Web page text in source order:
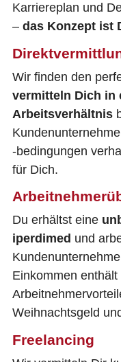
Karriereplan und
– das Konzept ist
Wir finden den
vermitteln Dich in
Arbeitsverhältnis
-bedingungen
für Dich.
Du erhältst eine
iperdimed und
Einkommen
Weihnachtsgeld
Freelancing